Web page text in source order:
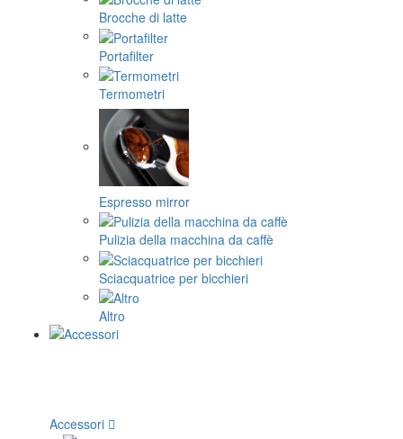
Brocche di latte
Portafilter
Termometri
Espresso mirror
Pulizia della macchina da caffè
Sciacquatrice per bicchieri
Altro
Accessori